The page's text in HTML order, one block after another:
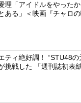
理「アイドルをやった
ある」＜映画『チャロ
ティ絶好調！ “STU48
挑戦した 「週刊誌初表